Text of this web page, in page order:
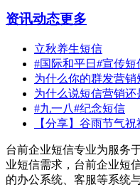
资讯动态更多
立秋养生短信
#国际和平日#宣传短
为什么你的群发营销
为什么说短信营销还
#九一八#纪念短信
【分享】谷雨节气
台前企业短信专业为服务
业短信需求，台前企业短
的办公系统、客服等系统